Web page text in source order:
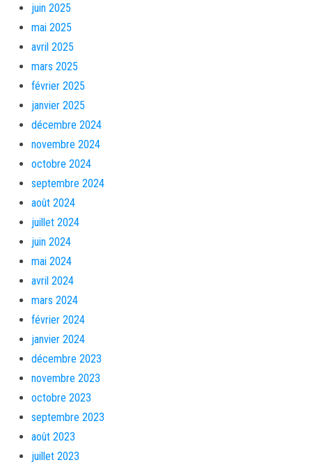
juin 2025
mai 2025
avril 2025
mars 2025
février 2025
janvier 2025
décembre 2024
novembre 2024
octobre 2024
septembre 2024
août 2024
juillet 2024
juin 2024
mai 2024
avril 2024
mars 2024
février 2024
janvier 2024
décembre 2023
novembre 2023
octobre 2023
septembre 2023
août 2023
juillet 2023